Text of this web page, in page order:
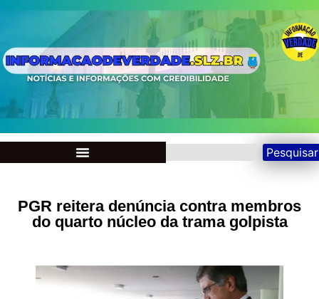
Pesquisar
PGR reitera denúncia contra membros
do quarto núcleo da trama golpista